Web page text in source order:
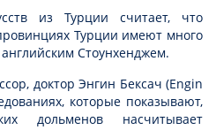
из Турции считает, что
Турции имеют много
Стоунхенджем.
доктор Энгин Бексач (Engin
которые показывают,
дольменов насчитывает